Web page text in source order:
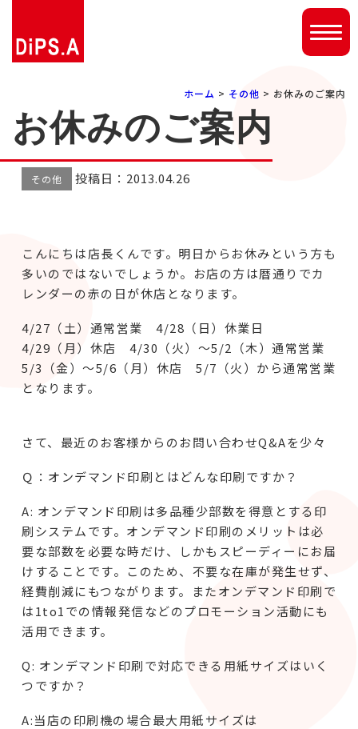
ホーム > その他 > お休みのご案内
お休みのご案内
その他 投稿日：2013.04.26
こんにちは店長くんです。明日からお休みという方も
多いのではないでしょうか。お店の方は暦通りでカ
レンダーの赤の日が休店となります。
4/27（土）通常営業 4/28（日）休業日
4/29（月）休店 4/30（火）～5/2（木）通常営業
5/3（金）～5/6（月）休店 5/7（火）から通常営業
となります。
さて、最近のお客様からのお問い合わせQ&Aを少々
Ｑ：オンデマンド印刷とはどんな印刷ですか？
A: オンデマンド印刷は多品種少部数を得意とする印
刷システムです。オンデマンド印刷のメリットは必
要な部数を必要な時だけ、しかもスピーディーにお届
けすることです。このため、不要な在庫が発生せず、
経費削減にもつながります。またオンデマンド印刷で
は1to1での情報発信などのプロモーション活動にも
活用できます。
Q: オンデマンド印刷で対応できる用紙サイズはいく
つですか？
A:当店の印刷機の場合最大用紙サイズは